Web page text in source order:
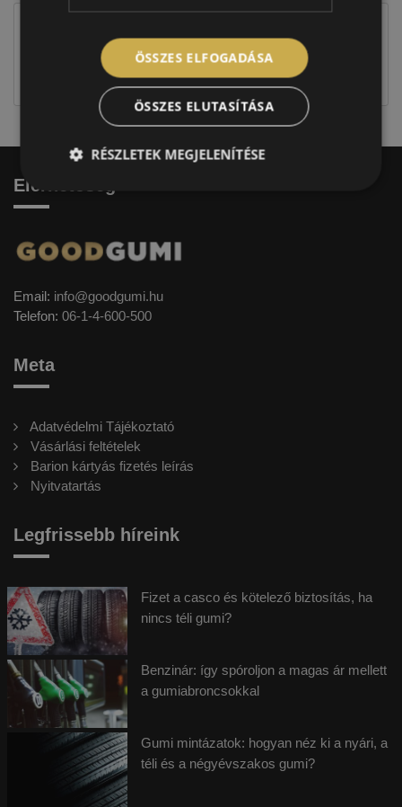
Figyelem a feltüntetett címke adatok tájékoztató
jellegűek. Előfordulhat, hogy még a korábbi EU-s
címkével ellátott abroncs kerül kiszállításra.
Elérhetőség
Email: info@goodgumi.hu
Telefon: 06-1-4-600-500
Meta
Adatvédelmi Tájékoztató
Vásárlási feltételek
Barion kártyás fizetés leírás
Nyitvatartás
Legfrissebb híreink
Fizet a casco és kötelező biztosítás, ha
nincs téli gumi?
Benzinár: így spóroljon a magas ár mellett
a gumiabroncsokkal
Gumi mintázatok: hogyan néz ki a nyári, a
téli és a négyévszakos gumi?
ÖSSZES ELFOGADÁSA
ÖSSZES ELUTASÍTÁSA
RÉSZLETEK MEGJELENÍTÉSE